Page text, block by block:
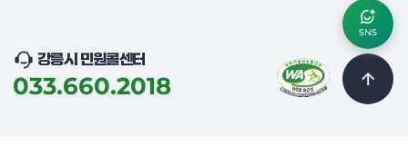
강릉시 민원콜센터
033.660.2018
SNS